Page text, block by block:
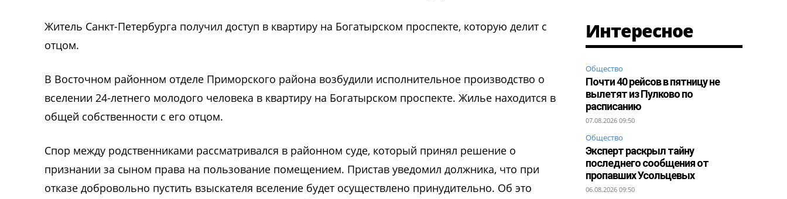
Житель Санкт-Петербурга получил доступ в квартиру на Богатырском проспекте, которую делит с
отцом.
В Восточном районном отделе Приморского района возбудили исполнительное производство о
вселении 24-летнего молодого человека в квартиру на Богатырском проспекте. Жилье находится в
общей собственности с его отцом.
Спор между родственниками рассматривался в районном суде, который принял решение о
признании за сыном права на пользование помещением. Пристав уведомил должника, что при
отказе добровольно пустить взыскателя вселение будет осуществлено принудительно. Об это
Интересное
Общество
Почти 40 рейсов в пятницу не
вылетят из Пулково по
расписанию
07.08.2026 09:50
Общество
Эксперт раскрыл тайну
последнего сообщения от
пропавших Усольцевых
06.08.2026 09:50